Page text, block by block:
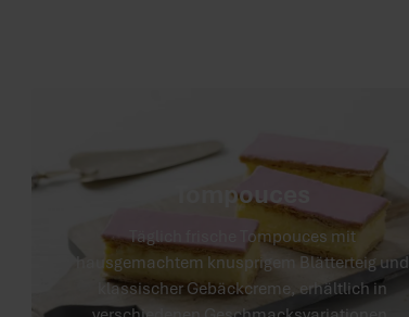
Tompouces
Täglich frische Tompouces mit
hausgemachtem knusprigem Blätterteig und
klassischer Gebäckcreme, erhältlich in